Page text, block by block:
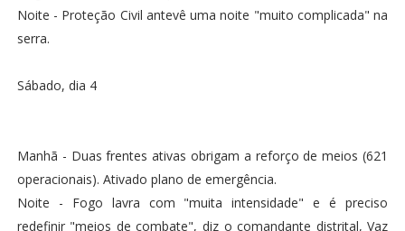
Noite - Proteção Civil antevê uma noite "muito complicada" na
serra.
Sábado, dia 4
Manhã - Duas frentes ativas obrigam a reforço de meios (621
operacionais). Ativado plano de emergência.
Noite - Fogo lavra com "muita intensidade" e é preciso
redefinir "meios de combate", diz o comandante distrital, Vaz